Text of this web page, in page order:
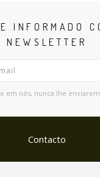
INFORMADO
NEWSLETTER
em nós, nunca lhe
Contacto